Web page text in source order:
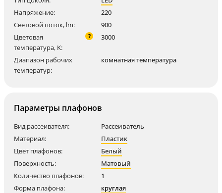
Напряжение:
220
Световой поток, lm:
900
Цветовая
температура, K:
? 3000
Диапазон рабочих
температур:
комнатная температура
Параметры плафонов
Вид рассеивателя:
Рассеиватель
Материал:
Пластик
Цвет плафонов:
Белый
Поверхность:
Матовый
Количество плафонов:
1
Форма плафона:
круглая